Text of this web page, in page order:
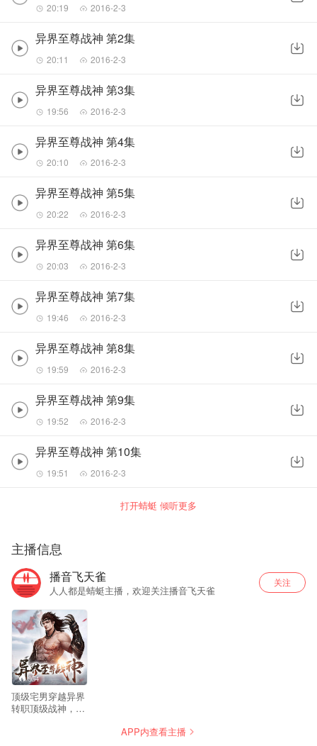
20:19 2016-2-3
异界至尊战神 第2集
20:11 2016-2-3
异界至尊战神 第3集
19:56 2016-2-3
异界至尊战神 第4集
20:10 2016-2-3
异界至尊战神 第5集
20:22 2016-2-3
异界至尊战神 第6集
20:03 2016-2-3
异界至尊战神 第7集
19:46 2016-2-3
异界至尊战神 第8集
19:59 2016-2-3
异界至尊战神 第9集
19:52 2016-2-3
异界至尊战神 第10集
19:51 2016-2-3
打开蜻蜓 倾听更多
主播信息
播音飞天雀
人人都是蜻蜓主播，欢迎关注播音飞天雀
关注
954
顶级宅男穿越异界
转职顶级战神，且
APP内查看主播